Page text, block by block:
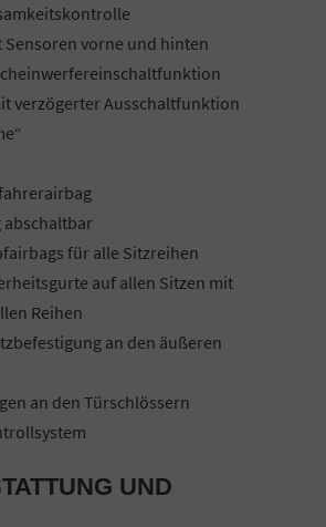
vorne und hinten
verzögerter Ausschaltfunktion
für alle Sitzreihen
auf allen Sitzen mit
Reihen
an den äußeren
an den Türschlössern
UND